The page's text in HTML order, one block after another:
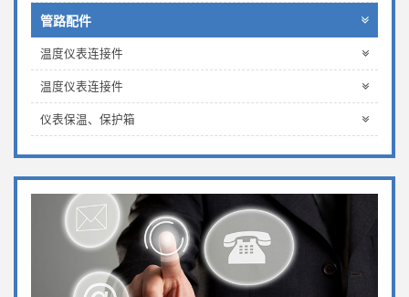
管路配件
温度仪表连接件
温度仪表连接件
仪表保温、保护箱